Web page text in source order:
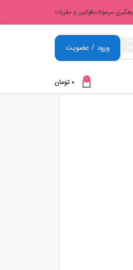
رهگیری مرسولاتقوانین و مقررات
ورود / عضویت
0
0 تومان